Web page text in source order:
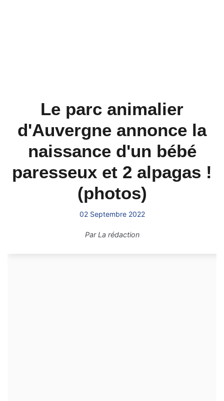
Le parc animalier
d'Auvergne annonce la
naissance d'un bébé
paresseux et 2 alpagas !
(photos)
02 Septembre 2022
ParLa rédaction